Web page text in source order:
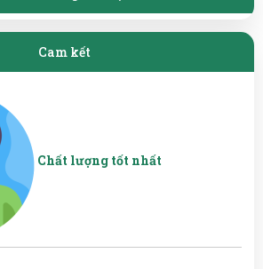
Cam kết
Chất lượng tốt nhất